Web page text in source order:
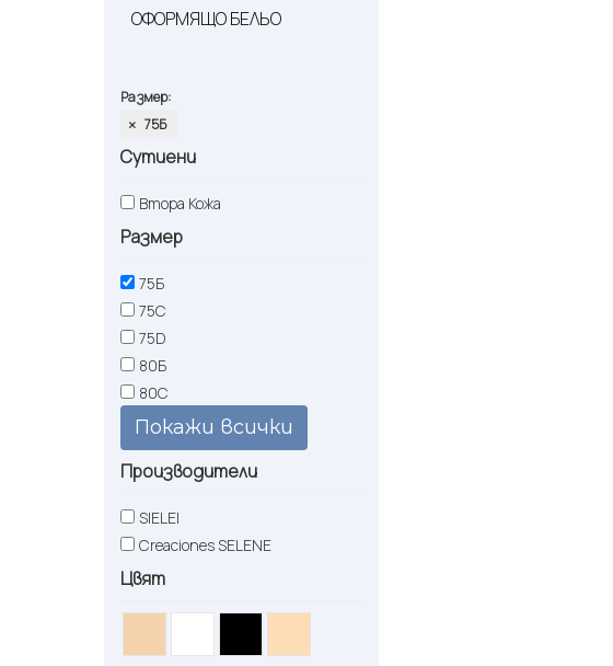
ОФОРМЯЩО БЕЛЬО
Размер:
75Б
Сутиени
Втора Кожа
Размер
75Б
75С
75D
80Б
80С
Покажи всички
Производители
SIELEI
Creaciones SELENE
Цвят